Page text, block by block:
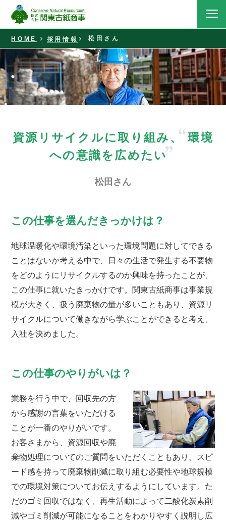
HOME 採用情報 松田さん
資源リサイクルに取り組み、 環境
への意識を広めたい
松田さん
この仕事を選んだきっかけは？
地球温暖化や環境汚染といった環境問題に対してできる
ことはないか考える中で、日々の生活で発生する不要物
をどのようにリサイクルするのか興味を持ったことが、
この仕事に就いたきっかけです。関東古紙商事は事業規
模が大きく、扱う廃棄物の量が多いこともあり、資源リ
サイクルについて働きながら学ぶことができると考え、
入社を決めました。
この仕事のやりがいは？
業務を行う中で、回収先の方
から感謝の言葉をいただける
ことが一番のやりがいです。
お客さまから、資源回収や廃
棄物処理についてのご質問をいただくこともあり、スピ
ード感を持って廃棄物削減に取り組む必要性や地球規模
での環境対策についてお伝えするようにしています。た
だのゴミ回収ではなく、再生活動によって二酸化炭素削
減やゴミ削減が可能になることをわかりやすく説明し広